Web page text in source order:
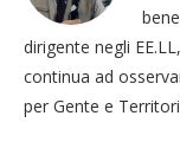
dirigente negli
continua ad
per Gente e